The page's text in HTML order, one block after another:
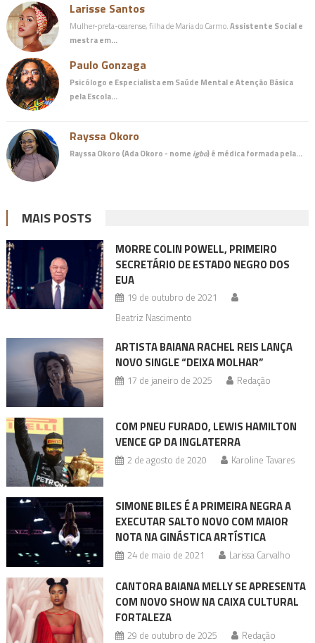
Larisse Santos
Mulher-preta-cearense, filha de Maria do Carmo.Assistente Social e
mestra em…
Paulo Gonzaga
Psicólogo e Especialista em Saúde Mental e Atenção Básica
pela Escola…
Rayssa Okoro
Rayssa Okoro (Ada Okoro - nome igbo) é médicaformada pela…
MAIS POSTS
MORRE COLIN POWELL, PRIMEIRO
SECRETÁRIO DE ESTADO NEGRO DOS
EUA
19 de outubro de 2021
Beatriz Nascimento
ARTISTA BAIANA RACHEL REIS LANÇA
NOVO SINGLE “DEIXA MOLHAR”
17 de janeiro de 2025 Redação
COM PNEU FURADO, LEWIS HAMILTON
VENCE GP DA INGLATERRA
2 de agosto de 2020 Karoline Tavares
SIMONE BILES É A PRIMEIRA NEGRA A
EXECUTAR SALTO NOVO COM MAIOR
NOTA NA GINÁSTICA ARTÍSTICA
24 de maio de 2021 Larissa Carvalho
CANTORA BAIANA MELLY SE APRESENTA
COM NOVO SHOW NA CAIXA CULTURAL
FORTALEZA
29 de outubro de 2025 Redação